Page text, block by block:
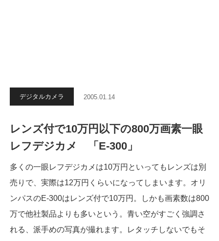
デジタルカメラ 2005.01.14
レンズ付で10万円以下の800万画素一眼
レフデジカメ 「E-300」
多くの一眼レフデジカメは10万円といってもレンズは別
売りで、実際は12万円くらいになってしまいます。オリ
ンパスのE-300はレンズ付で10万円。しかも画素数は800
万で他社製品よりも多いという。青い空がすごく強調さ
れる、派手めの写真が撮れます。レタッチしないでもそ